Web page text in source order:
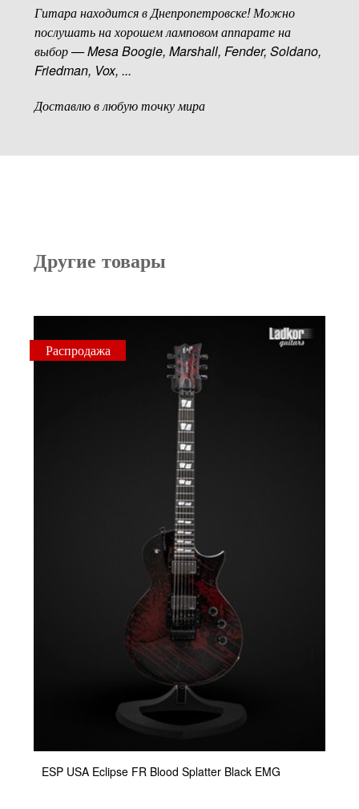
Гитара находится в Днепропетровске! Можно
послушать на хорошем ламповом аппарате на
выбор — Mesa Boogie, Marshall, Fender, Soldano,
Friedman, Vox, ...
Доставлю в любую точку мира
Другие товары
Распродажа
ESP USA Eclipse FR Blood Splatter Black EMG